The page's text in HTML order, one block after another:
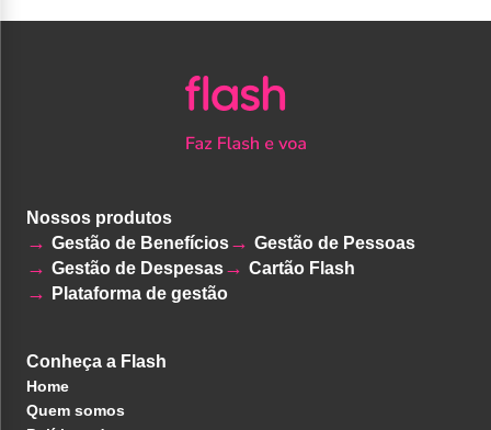
Nossos produtos
Gestão de Benefícios
Gestão de Pessoas
Gestão de Despesas
Cartão Flash
Plataforma de gestão
Conheça a Flash
Home
Quem somos